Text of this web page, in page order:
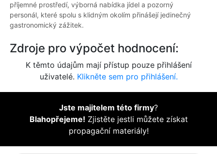
příjemné prostředí, výborná nabídka jídel a pozorný
personál, které spolu s klidným okolím přinášejí jedinečný
gastronomický zážitek.
Zdroje pro výpočet hodnocení:
K těmto údajům mají přístup pouze přihlášení
uživatelé. Klikněte sem pro přihlášení.
Jste majitelem této firmy?
Blahopřejeme! Zjistěte jestli můžete získat
propagační materiály!